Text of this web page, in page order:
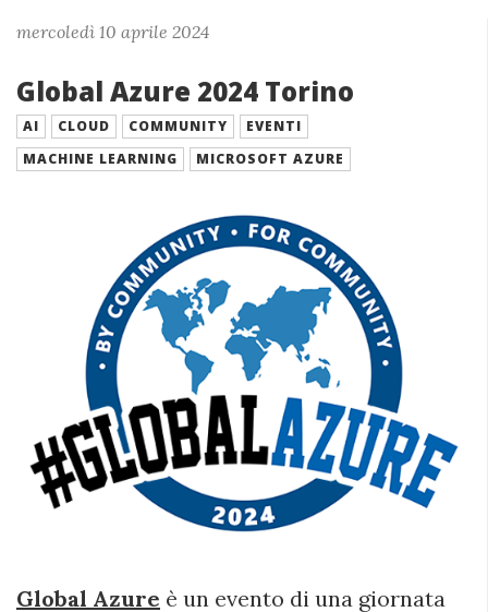
mercoledì 10 aprile 2024
Global Azure 2024 Torino
AI CLOUD COMMUNITY
EVENTI
MACHINE LEARNING
MICROSOFT AZURE
Global Azure è un evento di una giornata